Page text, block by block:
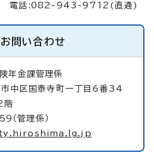
課 電話:082-943-9712(直通)
お問い合わせ
年金課管理係
区国泰寺町一丁目6番34
階
管理係）